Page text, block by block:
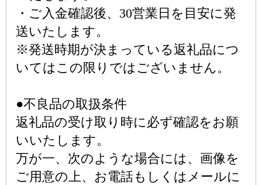
・ご入金確認後、30営業日を目安に発
送いたします。
※発送時期が決まっている返礼品につ
いてはこの限りではございません。
●不良品の取扱条件
返礼品の受け取り時に必ず確認をお願
いいたします。
万が一、次のような場合には、画像を
ご用意の上、お電話もしくはメールに